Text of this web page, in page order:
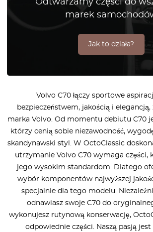
Odtwarzamy części do
marek
Jak to działa?
Volvo C70 łączy sportowe
bezpieczeństwem, jakością i elegancją,
marka Volvo. Od momentu debiutu C70
którzy cenią sobie niezawodność,
skandynawski styl. W OctoClassic
utrzymanie Volvo C70 wymaga części,
jego wysokim standardom. Dlatego
wybór komponentów najwyższej
specjalnie dla tego modelu.
odnawiasz swoje C70 do
wykonujesz rutynową konserwację,
odpowiednie części. Naszą pasją